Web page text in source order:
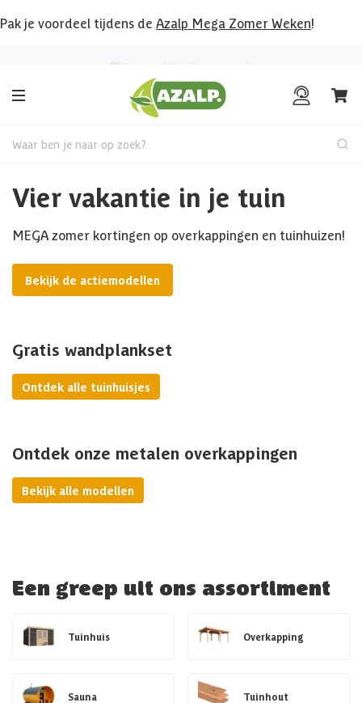
Pak je voordeel tijdens de Azalp Mega Zomer Weken!
Waar ben je naar op zoek?
Vier vakantie in je tuin
MEGA zomer kortingen op overkappingen en tuinhuizen!
Bekijk de actiemodellen
Gratis wandplankset
Ontdek alle tuinhuisjes
Ontdek onze metalen overkappingen
Bekijk alle modellen
Een greep uit ons assortiment
Tuinhuis Overkapping
Sauna Tuinhout